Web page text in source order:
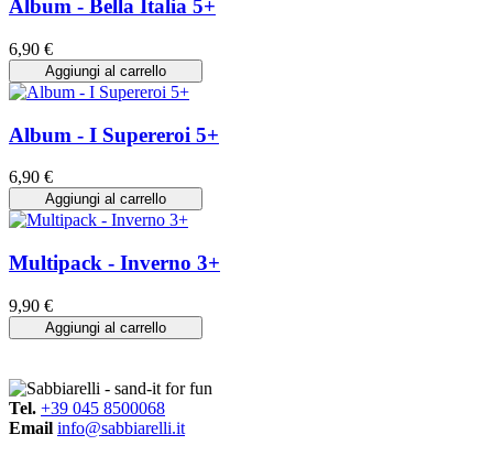
Album - Bella Italia 5+
6,90 €
Aggiungi al carrello
Album - I Supereroi 5+
6,90 €
Aggiungi al carrello
Multipack - Inverno 3+
9,90 €
Aggiungi al carrello
Tel. +39 045 8500068
Email info@sabbiarelli.it